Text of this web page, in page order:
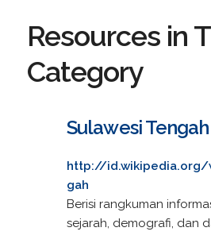
Resources in
Category
Sulawesi
http://id.wikipedia.org/
gah
Berisi rangkuman
sejarah, demografi, dan